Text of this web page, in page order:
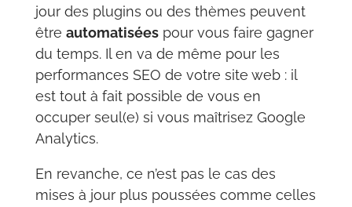
jour des plugins ou des thèmes peuvent
être automatiséespour vous faire gagner
du temps. Il en va de même pour les
performances SEO de votre site web : il
est tout à fait possible de vous en
occuper seul(e) si vous maîtrisez Google
Analytics.
En revanche, ce n’est pas le cas des
mises à jour plus poussées comme celles